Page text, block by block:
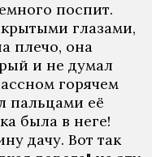
поспит.
глазами,
плечо, она
и не думал
горячем
пальцами её
была в неге!
дачу. Вот так